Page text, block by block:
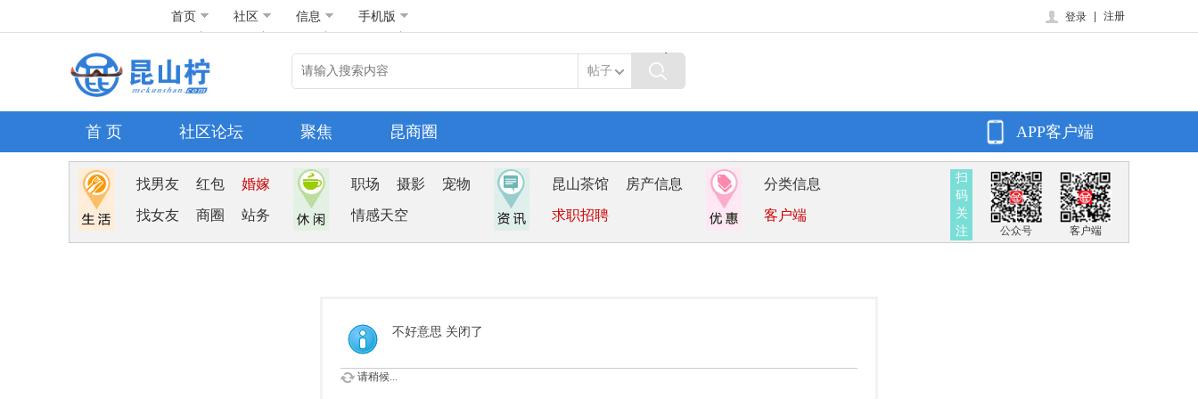
首页 社区 信息 手机版 登录 注册
帖子
首 页 社区论坛 聚焦 昆商圈 APP客户端
找男友 红包 婚嫁
找女友 商圈 站务
职场 摄影 宠物
情感天空
昆山茶馆 房产信息
求职招聘
分类信息
客户端
扫
码
关
注
公众号 客户端
不好意思 关闭了
请稍候...